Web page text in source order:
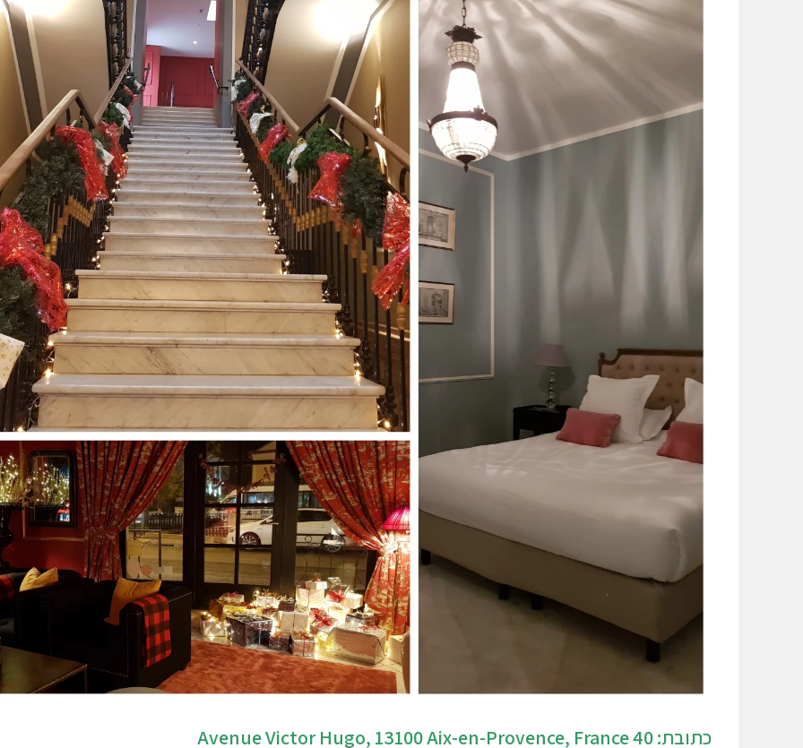
כתובת: 40 Avenue Victor Hugo, 13100 Aix-en-Provence, France